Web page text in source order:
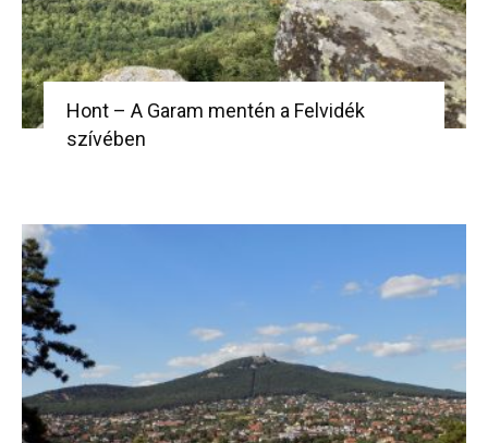
Hont – A Garam mentén a Felvidék
szívében